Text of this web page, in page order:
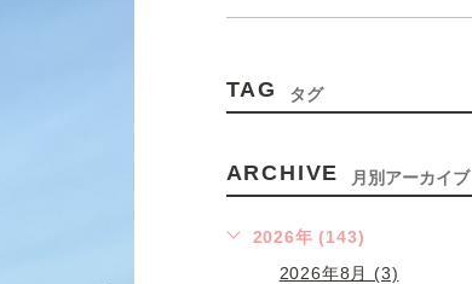
TAG タグ
ARCHIVE 月別アーカイブ
2026年 (143)
2026年8月 (3)